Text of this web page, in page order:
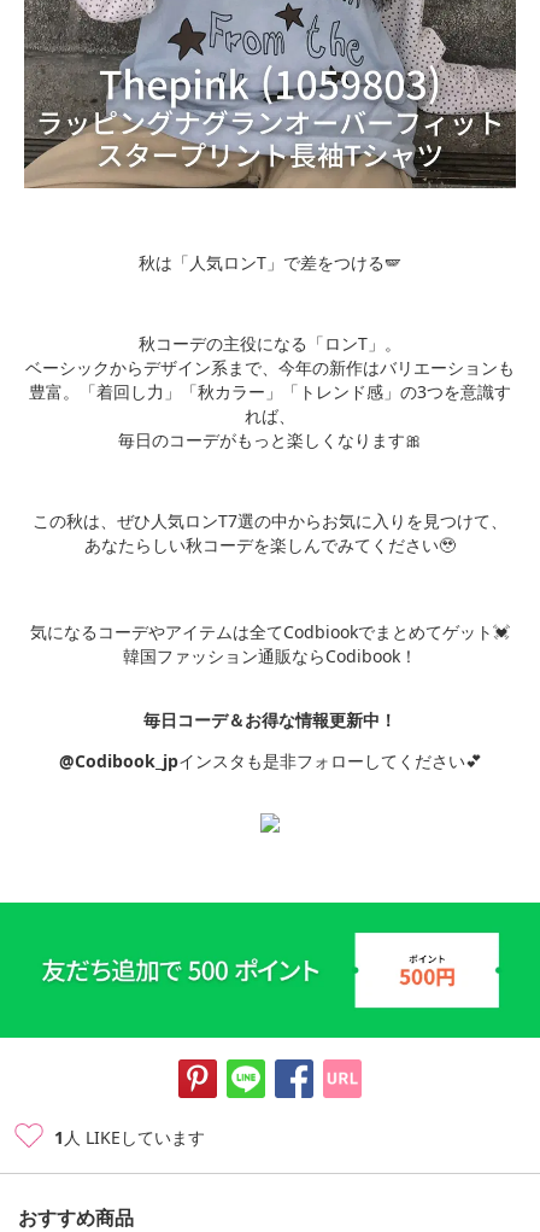
秋は「人気ロンT」で差をつける🪽
秋コーデの主役になる「ロンT」。
ベーシックからデザイン系まで、今年の新作はバリエーションも
豊富。「着回し力」「秋カラー」「トレンド感」の3つを意識す
れば、
毎日のコーデがもっと楽しくなります🎀
この秋は、ぜひ人気ロンT7選の中からお気に入りを見つけて、
あなたらしい秋コーデを楽しんでみてください🥹
気になるコーデやアイテムは全てCodbiookでまとめてゲット💓
韓国ファッション通販ならCodibook！
毎日コーデ＆お得な情報更新中！
@Codibook_jpインスタも是非フォローしてください💕
1 人 LIKEしています
おすすめ商品